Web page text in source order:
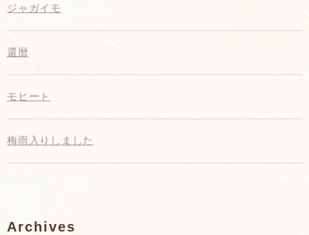
ジャガイモ
還暦
モヒート
梅雨入りしました
Archives